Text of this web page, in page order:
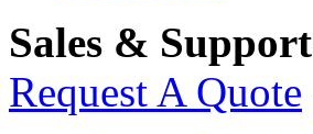
Sales & Support
Request A Quote